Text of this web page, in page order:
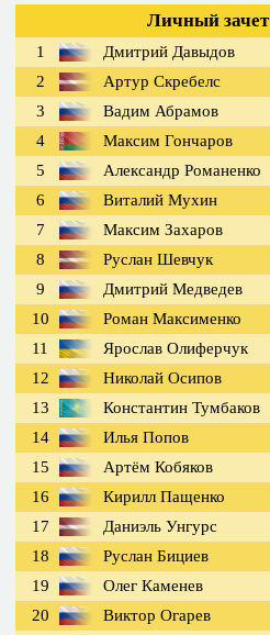
Личный зачет
1 Дмитрий Давыдов
2
Артур Скребелс
3
Вадим Абрамов
4
Максим Гончаров
5
Александр Романенко
6
Виталий Мухин
7
Максим Захаров
8
Руслан Шевчук
9
Дмитрий Медведев
10
Роман Максименко
11
Ярослав Олиферчук
12
Николай Осипов
13
Константин Тумбаков
14
Илья Попов
15
Артём Кобяков
16
Кирилл Пащенко
17
Даниэль Унгурс
18
Руслан Бициев
19
Олег Каменев
20
Виктор Огарев